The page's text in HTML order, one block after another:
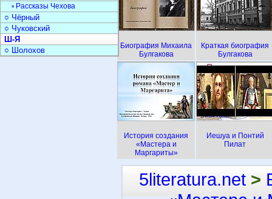
Биография Михаила
Булгакова
Краткая биография
Булгакова
История создания
«Мастера и
Маргариты»
Иешуа и Понтий
Пилат
▫ Рассказы Чехова
○ Чёрный
○ Чуковский
Ш-Я
○ Шолохов
5literatura.net >